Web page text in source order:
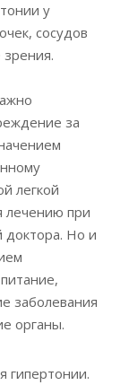
у
сосудов
за
легкой
лечению при
доктора. Но и
заболевания
органы.
гипертонии.